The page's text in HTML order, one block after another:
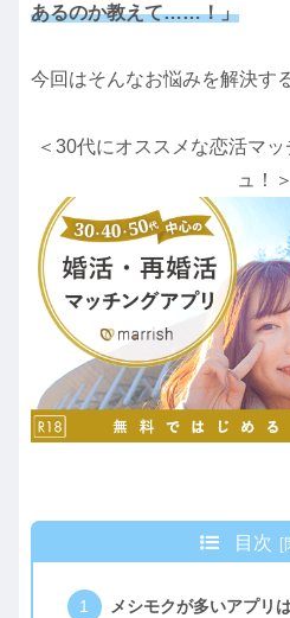
あるのか教えて……！」
今回はそんなお悩みを解決す
＜30代にオススメな恋活マ
ュ！＞
目次
メシモクが多いアプリ